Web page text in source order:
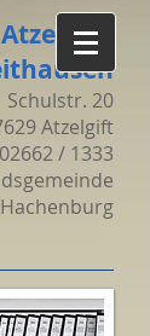
Schulstr. 20
Atzelgift
/ 1333
Hachenburg